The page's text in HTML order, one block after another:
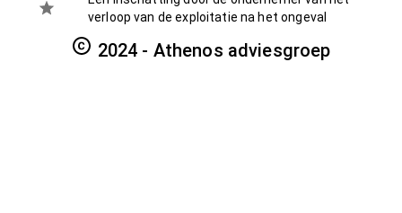
verloop van de exploitatie na het ongeval
2024 - Athenos adviesgroep